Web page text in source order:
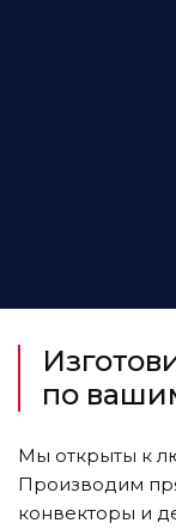
по
Мы открыты к
Производим
конвекторы и